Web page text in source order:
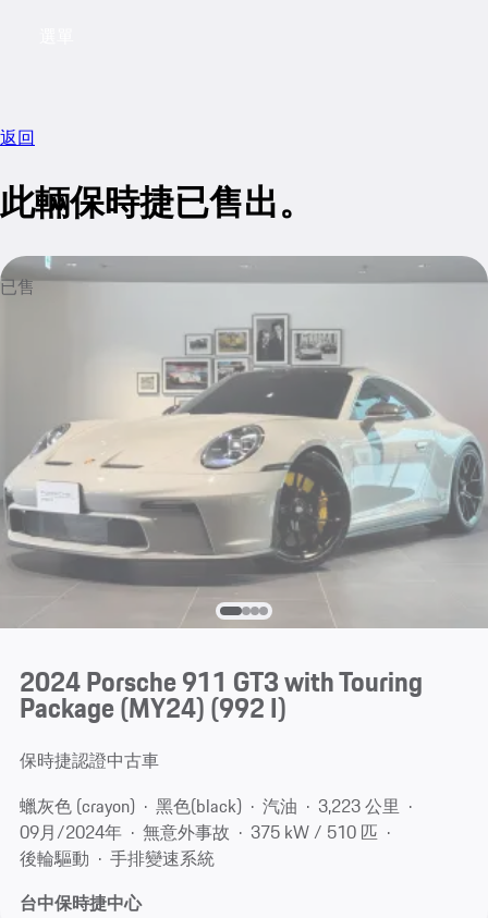
返回
此輛保時捷已售出。
已售
2024 Porsche 911 GT3 with Touring
Package (MY24)(992 I)
保時捷認證中古車
蠟灰色 (crayon)
黑色(black) 汽油
3,223 公里
09月/2024年
無意外事故
375 kW / 510 匹
後輪驅動
手排變速系統
台中保時捷中心